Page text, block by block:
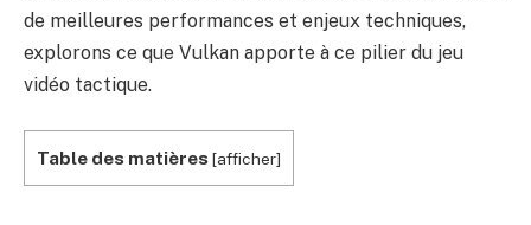
de meilleures performances et enjeux techniques,
explorons ce que Vulkan apporte à ce pilier du jeu
vidéo tactique.
Table des matières [afficher]